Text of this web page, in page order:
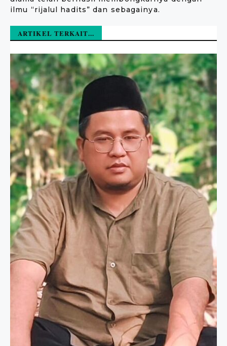
ilmu “rijalul hadits” dan sebagainya.
ARTIKEL TERKAIT...